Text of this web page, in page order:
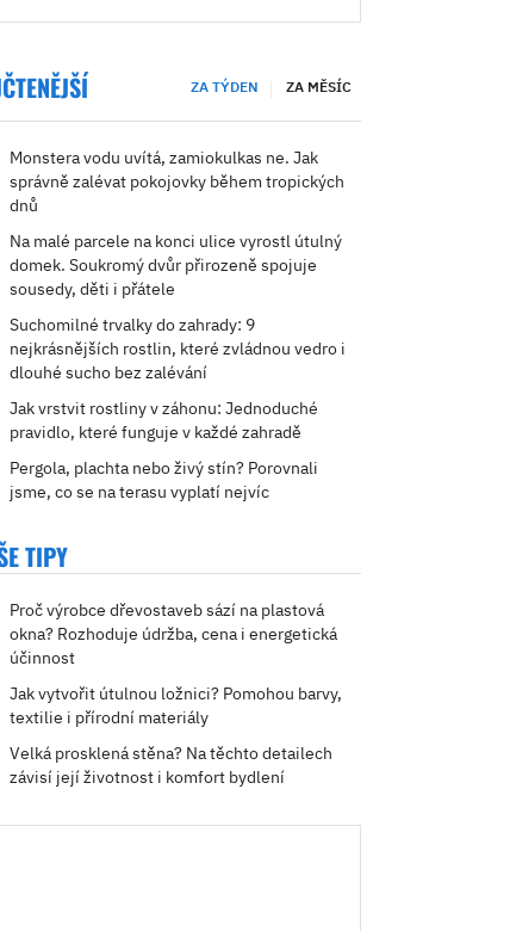
ZA TÝDEN ZA MĚSÍC
Monstera vodu uvítá, zamiokulkas ne. Jak
správně zalévat pokojovky během tropických
dnů
Na malé parcele na konci ulice vyrostl útulný
domek. Soukromý dvůr přirozeně spojuje
sousedy, děti i přátele
Suchomilné trvalky do zahrady: 9
nejkrásnějších rostlin, které zvládnou vedro i
dlouhé sucho bez zalévání
Jak vrstvit rostliny v záhonu: Jednoduché
pravidlo, které funguje v každé zahradě
Pergola, plachta nebo živý stín? Porovnali
jsme, co se na terasu vyplatí nejvíc
TIPY
Proč výrobce dřevostaveb sází na plastová
okna? Rozhoduje údržba, cena i energetická
účinnost
Jak vytvořit útulnou ložnici? Pomohou barvy,
textilie i přírodní materiály
Velká prosklená stěna? Na těchto detailech
závisí její životnost i komfort bydlení